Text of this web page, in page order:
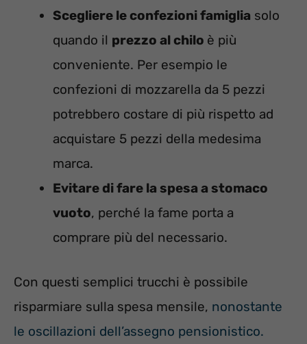
Scegliere le confezioni famiglia solo
quando il prezzo al chilo è più
conveniente. Per esempio le
confezioni di mozzarella da 5 pezzi
potrebbero costare di più rispetto ad
acquistare 5 pezzi della medesima
marca.
Evitare di fare la spesa a stomaco
vuoto, perché la fame porta a
comprare più del necessario.
Con questi semplici trucchi è possibile
risparmiare sulla spesa mensile, nonostante
le oscillazioni dell’assegno pensionistico.